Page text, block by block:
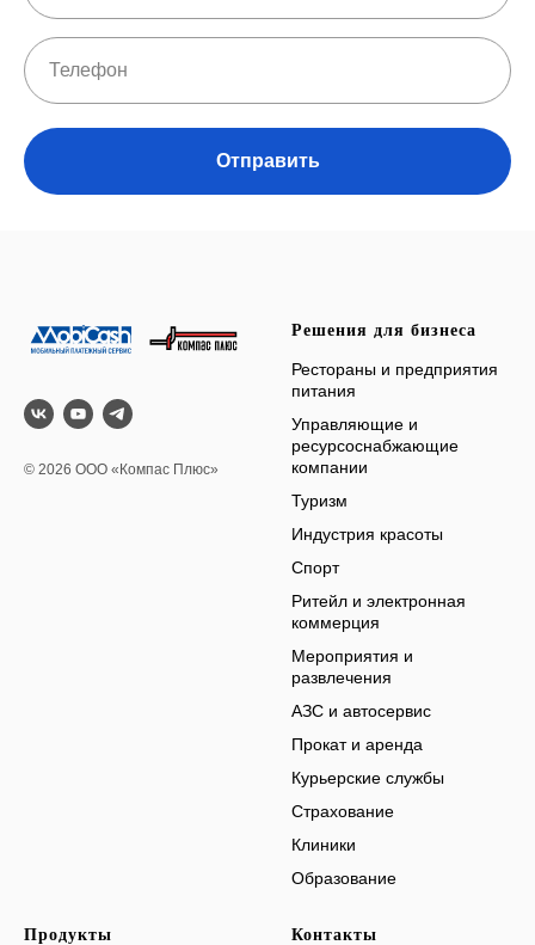
Отправить
© 2026 ООО «Компас Плюс»
Решения для бизнеса
Рестораны и предприятия
питания
Управляющие и
ресурсоснабжающие
компании
Туризм
Индустрия красоты
Спорт
Ритейл и электронная
коммерция
Мероприятия и
развлечения
АЗС и автосервис
Прокат и аренда
Курьерские службы
Страхование
Клиники
Образование
Продукты Контакты